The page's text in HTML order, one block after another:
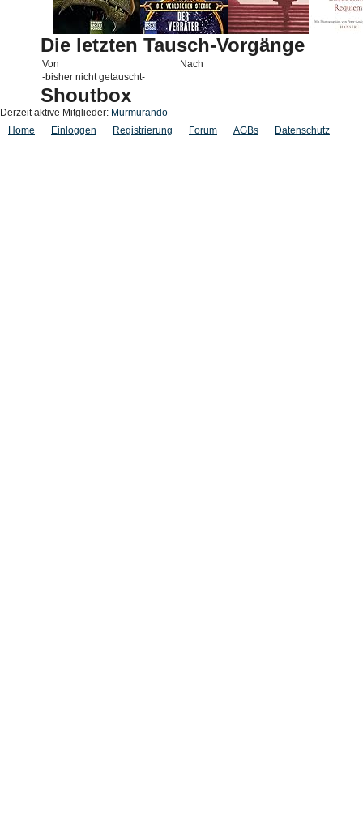
Die letzten Tausch-Vorgänge
Von
Nach
-bisher nicht getauscht-
Shoutbox
Derzeit aktive Mitglieder: Murmurando
Home
Einloggen Registrierung Forum AGBs Datenschutz